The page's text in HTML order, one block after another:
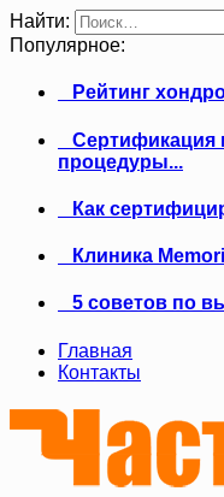
Найти:
Популярное:
Рейтинг
Сертификация
процедуры...
Как
Клиника
5 советов по
Главная
Контакты